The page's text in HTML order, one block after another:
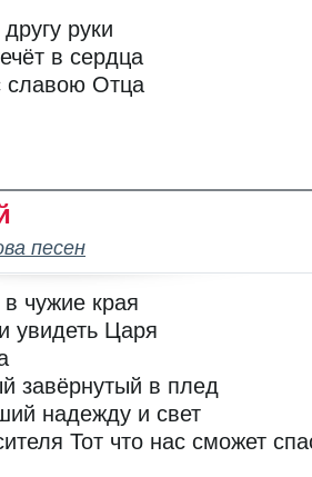
руки
в сердца
славою Отца
песен
чужие края
увидеть Царя
завёрнутый в плед
надежду и свет
Тот что нас сможет